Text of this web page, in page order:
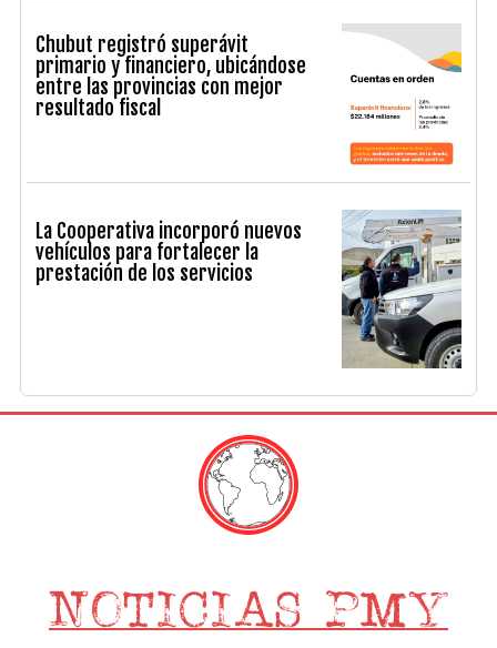
Chubut registró superávit
primario y financiero, ubicándose
entre las provincias con mejor
resultado fiscal
La Cooperativa incorporó nuevos
vehículos para fortalecer la
prestación de los servicios